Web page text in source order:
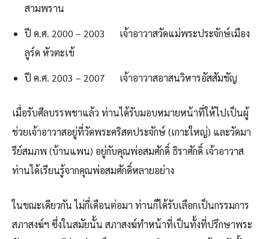
สามพราน
ปี ค.ศ. 2000 – 2003 เจ้าอาวาสวัดแม่พระประจักษ์เมือง
ลูร์ด หัวตะเข้
ปี ค.ศ. 2003 – 2007 เจ้าอาวาสอาสนวิหารอัสสัมชัญ
เมื่อรับศีลบรรพชาแล้ว ท่านได้รับมอบหมายหน้าที่ให้ไปเป็นผู้
ช่วยเจ้าอาวาสอยู่ที่วัดพระคริสตประจักษ์ (เกาะใหญ่) และวัดมา
รีย์สมภพ (บ้านแพน) อยู่กับคุณพ่อสมศักดิ์ ธิราศักดิ์ เจ้าอาวาส
ท่านได้เรียนรู้จากคุณพ่อสมศักดิ์หลายอย่าง
ในขณะเดียวกัน ไม่กี่เดือนต่อมา ท่านก็ได้รับเลือกเป็นกรรมการ
สภาสงฆ์ฯ ซึ่งในสมัยนั้น สภาสงฆ์ทำหน้าที่เป็นทั้งที่ปรึกษาพระ